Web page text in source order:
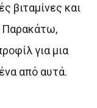
βιταμίνες και
Παρακάτω,
για μια
από αυτά.